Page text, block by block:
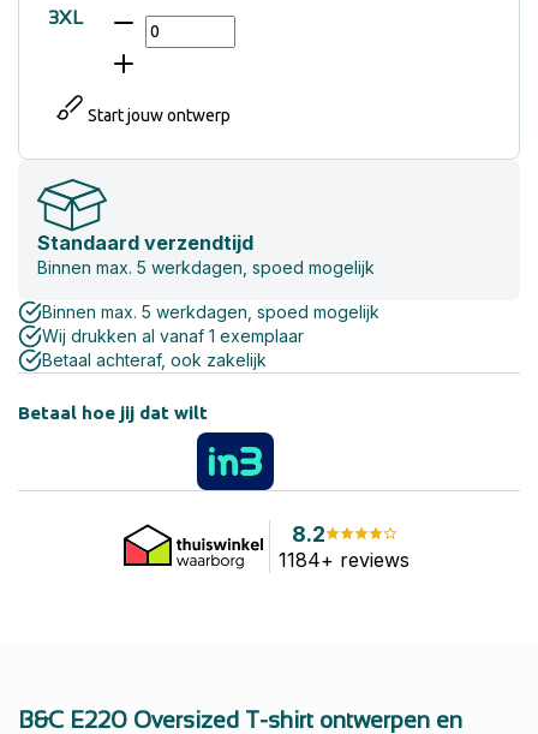
3XL
Start jouw ontwerp
Standaard verzendtijd
Binnen max. 5 werkdagen, spoed mogelijk
Binnen max. 5 werkdagen, spoed mogelijk
Wij drukken al vanaf 1 exemplaar
Betaal achteraf, ook zakelijk
Betaal hoe jij dat wilt
8.2
1184+ reviews
B&C E220 Oversized T-shirt ontwerpen en